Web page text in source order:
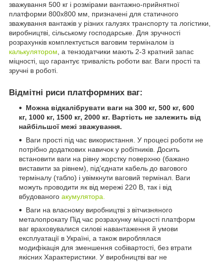
зважування 500 кг і розмірами вантажно-прийнятної
платформи 800х800 мм, призначені для статичного
зважування вантажів у різних галузях транспорту та логістики,
виробництві, сільському господарське. Для зручності
розрахунків комплектується ваговим терміналом із
калькулятором, а тензодатчики мають 2-3 кратний запас
міцності, що гарантує тривалість роботи ваг. Ваги прості та
зручні в роботі.
Відмітні риси платформних ваг:
Можна відкалібрувати ваги на 300 кг, 500 кг, 600
кг, 1000 кг, 1500 кг, 2000 кг. Вартість не залежить від
найбільшої межі зважування.
Ваги прості під час використання. У процесі роботи не
потрібно додаткових навичок у робітників. Досить
встановити ваги на рівну жорстку поверхню (бажано
виставити за рівнем), під'єднати кабель до вагового
терміналу (табло) і увімкнути ваговий термінал. Ваги
можуть проводити як від мережі 220 В, так і від
вбудованого акумулятора.
Ваги на власному виробництві з вітчизняного
металопрокату Під час розрахунку міцності платформ
ваг враховувалися силові навантаження й умови
експлуатації в Україні, а також вироблялася
модифікація для зменшення собівартості, без втрати
якісних Характеристики. У виробництві ваг не